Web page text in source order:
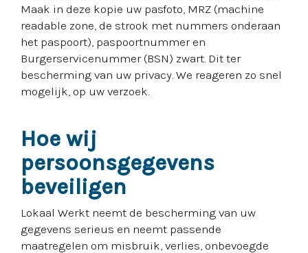
Maak in deze kopie uw pasfoto, MRZ (machine
readable zone, de strook met nummers onderaan
het paspoort), paspoortnummer en
Burgerservicenummer (BSN) zwart. Dit ter
bescherming van uw privacy. We reageren zo snel
mogelijk, op uw verzoek.
Hoe wij
persoonsgegevens
beveiligen
Lokaal Werkt neemt de bescherming van uw
gegevens serieus en neemt passende
maatregelen om misbruik, verlies, onbevoegde